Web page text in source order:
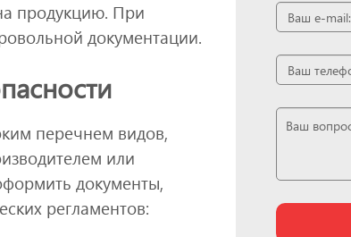
продукцию. При
документации.
перечнем видов,
или
документы,
регламентов: